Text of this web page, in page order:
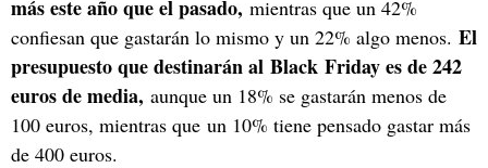
más este año que el pasado, mientras que un 42%
confiesan que gastarán lo mismo y un 22% algo menos. El
presupuesto que destinarán al Black Friday es de 242
euros de media, aunque un 18% se gastarán menos de
100 euros, mientras que un 10% tiene pensado gastar más
de 400 euros.